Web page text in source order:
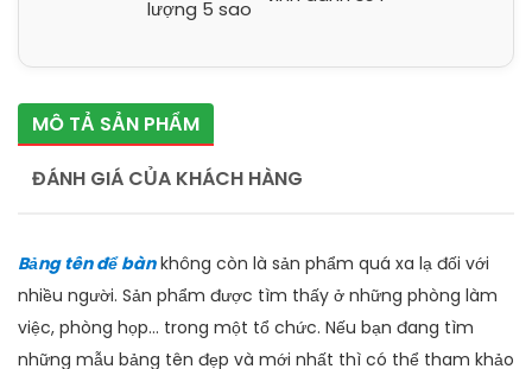
MÔ TẢ SẢN PHẨM
ĐÁNH GIÁ CỦA KHÁCH HÀNG
Bảng tên để bànkhông còn là sản phẩm quá xa lạ đối với
nhiều người. Sản phẩm được tìm thấy ở những phòng làm
việc, phòng họp... trong một tổ chức. Nếu bạn đang tìm
những mẫu bảng tên đẹp và mới nhất thì có thể tham khảo